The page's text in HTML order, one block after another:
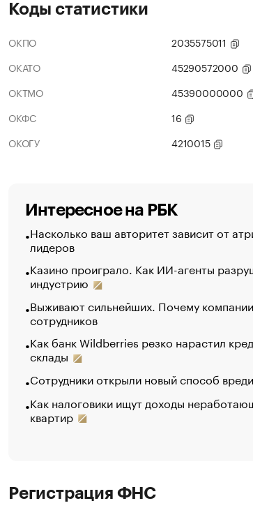
Коды статистики
ОКПО
2035575011
ОКАТО
45290572000
ОКТМО
45390000000
ОКФС
16
ОКОГУ
4210015
Интересное на РБК
Насколько ваш авторитет зависит от
лидеров
Казино проиграло. Как ИИ-агенты
индустрию
Выживают сильнейших. Почему
сотрудников
Как банк Wildberries резко нарастил
склады
Сотрудники открыли новый способ
Как налоговики ищут доходы
квартир
Регистрация ФНС